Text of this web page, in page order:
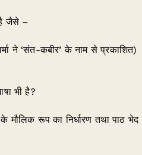
है जैसे –
ने ‘संत-कबीर’ के नाम से प्रकाशित)
भी है?
मौलिक रूप का निर्धारण तथा पाठ भेद